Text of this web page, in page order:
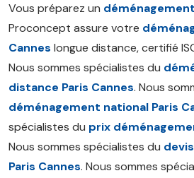
Vous préparez un
Proconcept assure votre
Cannes longue distance, certifié
Nous sommes spécialistes du
distance Paris Cannes. Nous
déménagement national Paris
spécialistes du prix
Nous sommes spécialistes du
Paris Cannes. Nous sommes